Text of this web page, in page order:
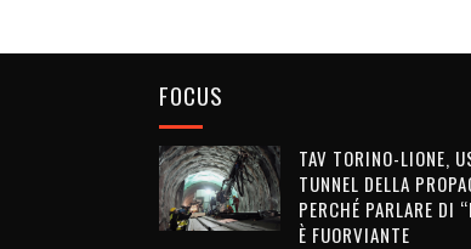
FOCUS
TAV TORINO-LIONE,
TUNNEL DELLA
PERCHÉ PARLARE DI
È FUORVIANTE